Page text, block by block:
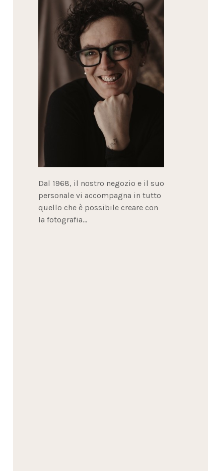
Dal 1968, il nostro negozio e il suo
personale vi accompagna in tutto
quello che è possibile creare con
la fotografia...